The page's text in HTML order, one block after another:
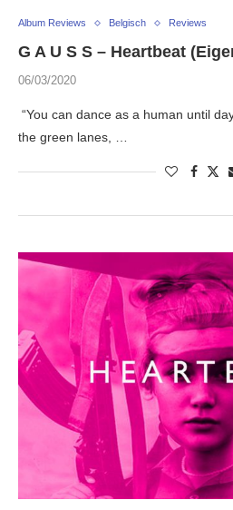
Album Reviews Belgisch Reviews
G A U S S – Heartbeat
06/03/2020
“You can dance as a human until
the green lanes, …